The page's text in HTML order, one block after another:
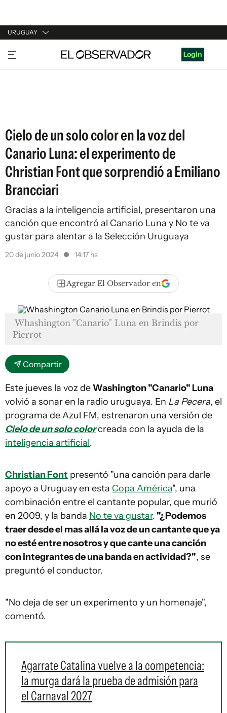
URUGUAY
URUGUAY
ARGENTINA
Login
Cielo de un solo color en la voz del
Canario Luna: el experimento de
Christian Font que sorprendió a Emiliano
Brancciari
Gracias a la inteligencia artificial, presentaron una
canción que encontró al Canario Luna y No te va
gustar para alentar a la Selección Uruguaya
20 de junio 2024 14:17 hs
Agregar El Observador en
Whashington "Canario" Luna en Brindis por
Pierrot
Compartir
Este jueves la voz deWashington "Canario" Luna
volvió a sonar en la radio uruguaya. En La Pecera, el
programa de Azul FM, estrenaron una versión de
Cielo de un solo colorcreada con la ayuda de la
inteligencia artificial.
Christian Font presentó "una canción para darle
apoyo a Uruguay en esta Copa América", una
combinación entre el cantante popular, que murió
en 2009, y la banda No te va gustar. "¿Podemos
traer desde el mas allá la voz de un cantante que ya
no esté entre nosotros y que cante una canción
con integrantes de una banda en actividad?", se
preguntó el conductor.
"No deja de ser un experimento y un homenaje",
comentó.
Agarrate Catalina vuelve a la competencia:
la murga dará la prueba de admisión para
el Carnaval 2027